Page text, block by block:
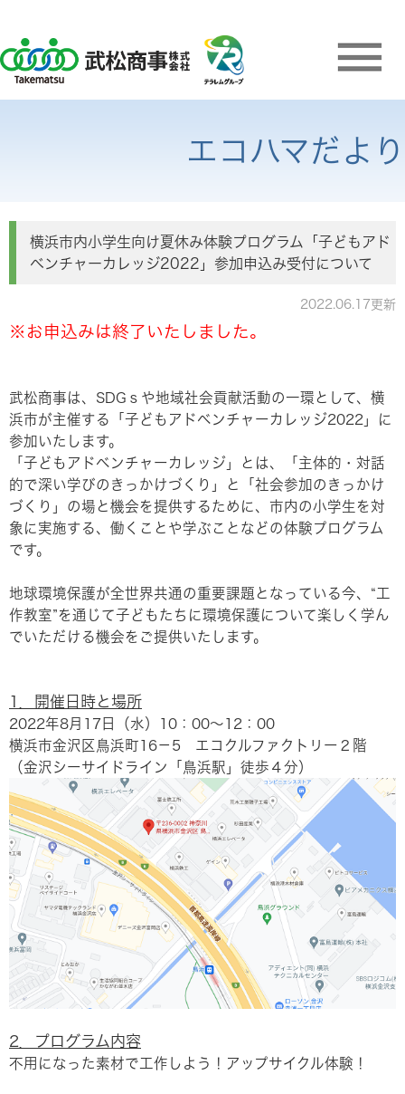
エコハマだより
横浜市内小学生向け夏休み体験プログラム「子どもアド
ベンチャーカレッジ2022」参加申込み受付について
2022.06.17更新
※お申込みは終了いたしました。
武松商事は、SDGｓや地域社会貢献活動の一環として、横
浜市が主催する「子どもアドベンチャーカレッジ2022」に
参加いたします。
「子どもアドベンチャーカレッジ」とは、「主体的・対話
的で深い学びのきっかけづくり」と「社会参加のきっかけ
づくり」の場と機会を提供するために、市内の小学生を対
象に実施する、働くことや学ぶことなどの体験プログラム
です。
地球環境保護が全世界共通の重要課題となっている今、“工
作教室”を通じて子どもたちに環境保護について楽しく学ん
でいただける機会をご提供いたします。
1．開催日時と場所
2022年8月17日（水）10：00～12：00
横浜市金沢区鳥浜町16－5 エコクルファクトリー２階
（金沢シーサイドライン「鳥浜駅」徒歩４分）
2．プログラム内容
不用になった素材で工作しよう！アップサイクル体験！